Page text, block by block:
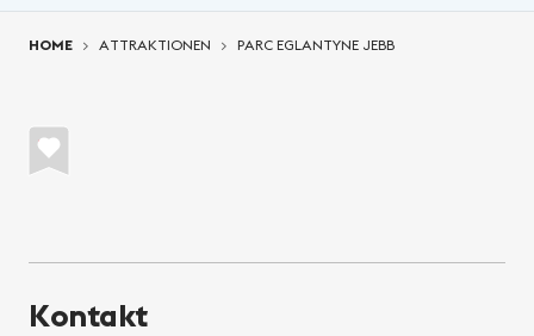
HOME ATTRAKTIONEN PARC EGLANTYNE JEBB
Kontakt